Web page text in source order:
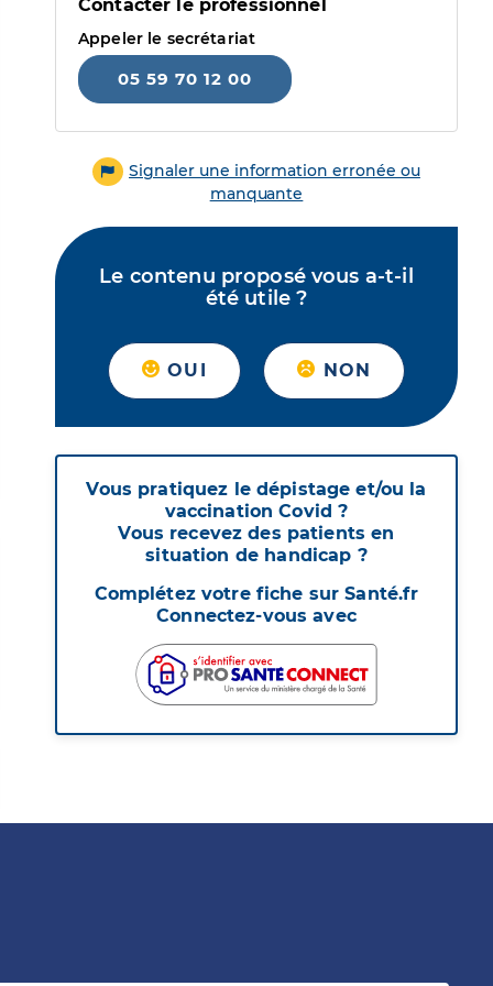
Contacter le professionnel
Appeler le secrétariat
05 59 70 12 00
Signaler une information erronée ou
manquante
Le contenu proposé vous a-t-il
été utile ?
OUI NON
Vous pratiquez le dépistage et/ou la
vaccination Covid ?
Vous recevez des patients en
situation de handicap ?
Complétez votre fiche sur Santé.fr
Connectez-vous avec